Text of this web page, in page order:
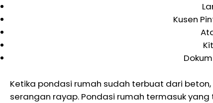
Kusen
Ketika pondasi rumah sudah terbuat dari
serangan rayap. Pondasi rumah termasuk